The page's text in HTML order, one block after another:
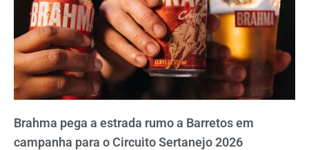
Brahma pega a estrada rumo a Barretos em
campanha para o Circuito Sertanejo 2026